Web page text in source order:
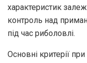
характеристик
контроль над
під час риболовлі.
Основні критерії при